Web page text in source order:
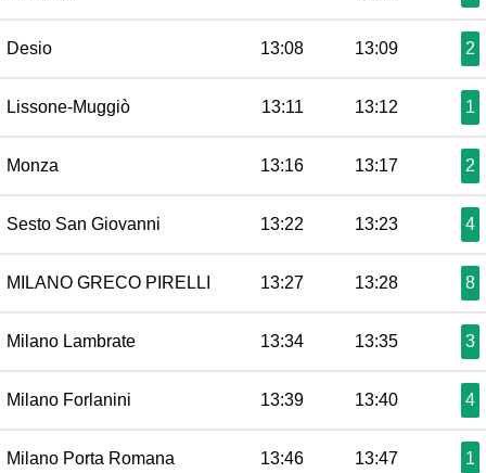
Desio 13:08 13:09 2
Lissone-Muggiò 13:11 13:12 1
Monza 13:16 13:17 2
Sesto San Giovanni 13:22 13:23 4
MILANO GRECO PIRELLI 13:27 13:28 8
Milano Lambrate 13:34 13:35 3
Milano Forlanini 13:39 13:40 4
Milano Porta Romana 13:46 13:47 1